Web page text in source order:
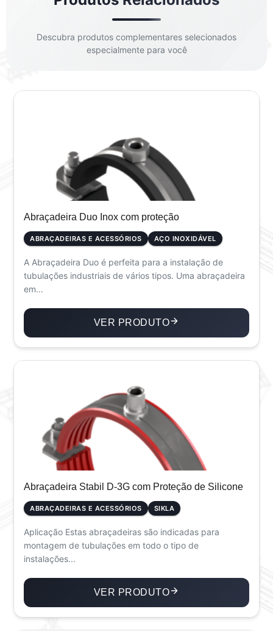
Descubra produtos complementares selecionados
especialmente para você
Abraçadeira Duo Inox com proteção
ABRAÇADEIRAS E ACESSÓRIOS AÇO INOXIDÁVEL
A Abraçadeira Duo é perfeita para a instalação de
tubulações industriais de vários tipos. Uma abraçadeira
em...
VER PRODUTO
Abraçadeira Stabil D-3G com Proteção de Silicone
ABRAÇADEIRAS E ACESSÓRIOS SIKLA
Aplicação Estas abraçadeiras são indicadas para
montagem de tubulações em todo o tipo de
instalações...
VER PRODUTO